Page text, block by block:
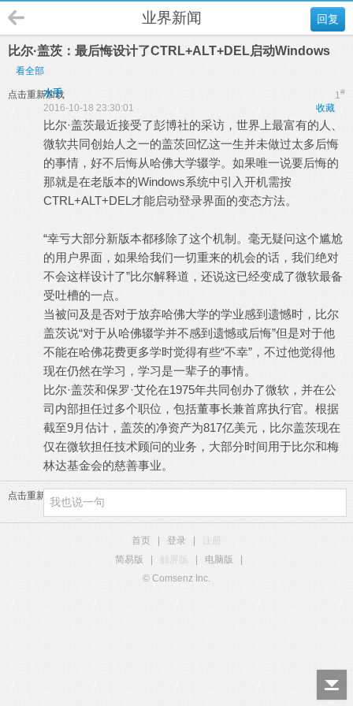
回复
业界新闻
比尔·盖茨：最后悔设计了CTRL+ALT+DEL启动Windows
看全部
点击重新加载 1#
水手
收藏
2016-10-18 23:30:01
比尔·盖茨最近接受了彭博社的采访，世界上最富有的人、
微软共同创始人之一的盖茨回忆这一生并未做过太多后悔
的事情，好不后悔从哈佛大学辍学。如果唯一说要后悔的
那就是在老版本的Windows系统中引入开机需按
CTRL+ALT+DEL才能启动登录界面的变态方法。
“幸亏大部分新版本都移除了这个机制。毫无疑问这个尴尬
的用户界面，如果给我们一切重来的机会的话，我们绝对
不会这样设计了”比尔解释道，还说这已经变成了微软最备
受吐槽的一点。
当被问及是否对于放弃哈佛大学的学业感到遗憾时，比尔
盖茨说“对于从哈佛辍学并不感到遗憾或后悔”但是对于他
不能在哈佛花费更多学时觉得有些“不幸”，不过他觉得他
现在仍然在学习，学习是一辈子的事情。
比尔·盖茨和保罗·艾伦在1975年共同创办了微软，并在公
司内部担任过多个职位，包括董事长兼首席执行官。根据
截至9月估计，盖茨的净资产为817亿美元，比尔盖茨现在
仅在微软担任技术顾问的业务，大部分时间用于比尔和梅
林达基金会的慈善事业。
点击重新加载
首页 登录
简易版
触屏版 电脑版
© Comsenz Inc.